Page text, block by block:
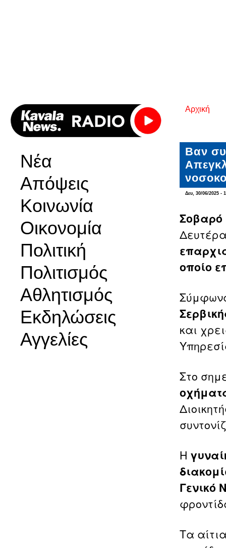
Νέα
Απόψεις
Κοινωνία
Οικονομία
Πολιτική
Πολιτισμός
Αθλητισμός
Εκδηλώσεις
Αγγελίες
Είστε
Αρχική
Βαν
Δευ, 30/06/2025 -
Σοβαρό
οποίο
και
Στο
Η
Γενικό
Τα